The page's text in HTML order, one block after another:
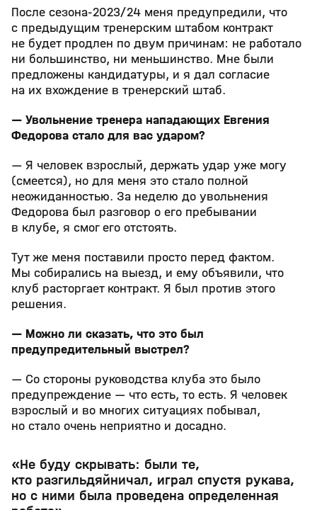
После сезона-2023/24 меня предупредили, что
с предыдущим тренерским штабом контракт
не будет продлен по двум причинам: не работало
ни большинство, ни меньшинство. Мне были
предложены кандидатуры, и я дал согласие
на их вхождение в тренерский штаб.
— Увольнение тренера нападающих Евгения
Федорова стало для вас ударом?
— Я человек взрослый, держать удар уже могу
(смеется), но для меня это стало полной
неожиданностью. За неделю до увольнения
Федорова был разговор о его пребывании
в клубе, я смог его отстоять.
Тут же меня поставили просто перед фактом.
Мы собирались на выезд, и ему объявили, что
клуб расторгает контракт. Я был против этого
решения.
— Можно ли сказать, что это был
предупредительный выстрел?
— Со стороны руководства клуба это было
предупреждение — что есть, то есть. Я человек
взрослый и во многих ситуациях побывал,
но стало очень неприятно и досадно.
«Не буду скрывать: были те,
кто разгильдяйничал, играл спустя рукава,
но с ними была проведена определенная